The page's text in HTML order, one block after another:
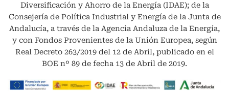
Diversificación y Ahorro de la Energía (IDAE); de la
Consejería de Política Industrial y Energía de la Junta de
Andalucía, a través de la Agencia Andaluza de la Energía,
y con Fondos Provenientes de la Unión Europea, según
Real Decreto 263/2019 del 12 de Abril, publicado en el
BOE nº 89 de fecha 13 de Abril de 2019.